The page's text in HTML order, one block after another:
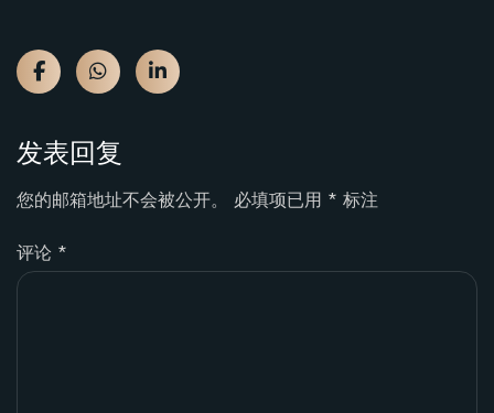
发表回复
您的邮箱地址不会被公开。 必填项已用 * 标注
评论 *